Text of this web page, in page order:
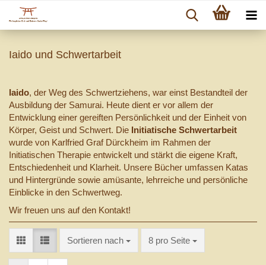
Iaido und Schwertarbeit
Iaido, der Weg des Schwertziehens, war einst Bestandteil der
Ausbildung der Samurai. Heute dient er vor allem der
Entwicklung einer gereiften Persönlichkeit und der Einheit von
Körper, Geist und Schwert. Die Initiatische Schwertarbeit
wurde von Karlfried Graf Dürckheim im Rahmen der
Initiatischen Therapie entwickelt und stärkt die eigene Kraft,
Entschiedenheit und Klarheit. Unsere Bücher umfassen Katas
und Hintergründe sowie amüsante, lehrreiche und persönliche
Einblicke in den Schwertweg.
Wir freuen uns auf den Kontakt!
Sortieren nach
Sortieren nach 8 pro Seite
pro Seite